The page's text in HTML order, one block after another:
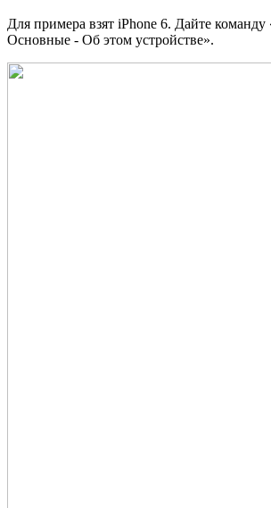
Для примера взят iPhone 6. Дайте
Основные - Об этом устройстве».